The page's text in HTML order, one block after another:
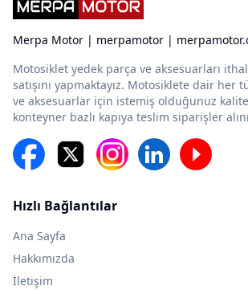
Merpa Motor | merpamotor |
Motosiklet yedek parça ve aksesuarları
satışını yapmaktayız. Motosiklete dair her
ve aksesuarlar için istemiş olduğunuz
konteyner bazlı kapıya teslim siparişler
Hızlı Bağlantılar
Ana Sayfa
Hakkımızda
İletişim